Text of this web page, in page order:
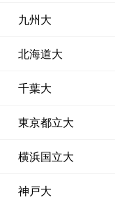
九州大
北海道大
千葉大
東京都立大
横浜国立大
神戸大